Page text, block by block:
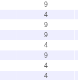
9
4
9
9
4
9
4
4